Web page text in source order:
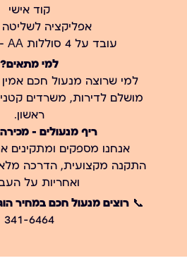
קוד אישי
אפליקציה
עובד על 4 סוללות AA – חסכוני ונוח
למי מתאים?
למי שרוצה מנעול חכם אמין
מושלם לדירות, משרדים
ראשון.
ריף מנעולים –
התקנה מקצועית, הדרכה
ואחריות על
📞 רוצים מנעול חכם במחיר
341-6464